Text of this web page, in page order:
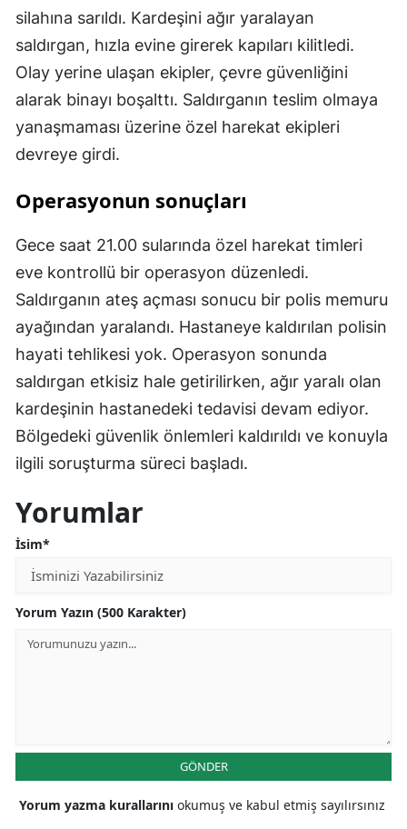
silahına sarıldı. Kardeşini ağır yaralayan
saldırgan, hızla evine girerek kapıları kilitledi.
Olay yerine ulaşan ekipler, çevre güvenliğini
alarak binayı boşalttı. Saldırganın teslim olmaya
yanaşmaması üzerine özel harekat ekipleri
devreye girdi.
Operasyonun sonuçları
Gece saat 21.00 sularında özel harekat timleri
eve kontrollü bir operasyon düzenledi.
Saldırganın ateş açması sonucu bir polis memuru
ayağından yaralandı. Hastaneye kaldırılan polisin
hayati tehlikesi yok. Operasyon sonunda
saldırgan etkisiz hale getirilirken, ağır yaralı olan
kardeşinin hastanedeki tedavisi devam ediyor.
Bölgedeki güvenlik önlemleri kaldırıldı ve konuyla
ilgili soruşturma süreci başladı.
Yorumlar
İsim*
Yorum Yazın (500 Karakter)
GÖNDER
Yorum yazma kurallarını okumuş ve kabul etmiş sayılırsınız